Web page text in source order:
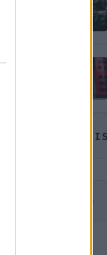
ÖSSZES
HIRDETÉS